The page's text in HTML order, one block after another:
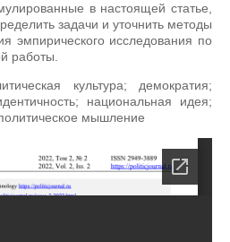
в настоящей статье,
задачи и уточнить методы
эмпирического исследования по
работы.
культура; демократия;
национальная идея;
мышление